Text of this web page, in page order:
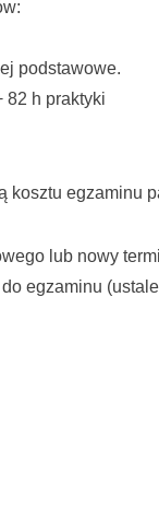
podstawowe.
82 h praktyki
kosztu egzaminu
lub nowy
egzaminu